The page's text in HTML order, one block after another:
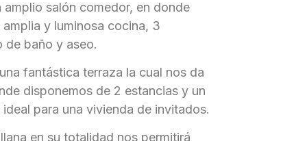
amplio salón comedor, en donde
y luminosa cocina, 3
de baño y aseo.
fantástica terraza la cual nos da
disponemos de 2 estancias y un
para una vivienda de invitados.
en su totalidad nos permitirá